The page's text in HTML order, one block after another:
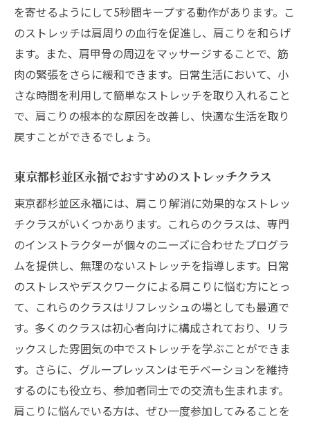
を寄せるようにして5秒間キープする動作があります。こ
のストレッチは肩周りの血行を促進し、肩こりを和らげ
ます。また、肩甲骨の周辺をマッサージすることで、筋
肉の緊張をさらに緩和できます。日常生活において、小
さな時間を利用して簡単なストレッチを取り入れること
で、肩こりの根本的な原因を改善し、快適な生活を取り
戻すことができるでしょう。
東京都杉並区永福でおすすめのストレッチクラス
東京都杉並区永福には、肩こり解消に効果的なストレッ
チクラスがいくつかあります。これらのクラスは、専門
のインストラクターが個々のニーズに合わせたプログラ
ムを提供し、無理のないストレッチを指導します。日常
のストレスやデスクワークによる肩こりに悩む方にとっ
て、これらのクラスはリフレッシュの場としても最適で
す。多くのクラスは初心者向けに構成されており、リラ
ックスした雰囲気の中でストレッチを学ぶことができま
す。さらに、グループレッスンはモチベーションを維持
するのにも役立ち、参加者同士での交流も生まれます。
肩こりに悩んでいる方は、ぜひ一度参加してみることを